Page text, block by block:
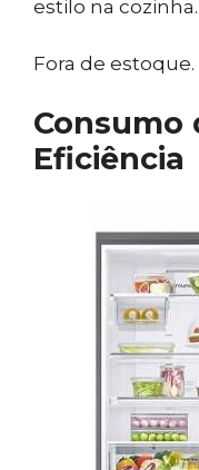
estilo na cozinha.
Fora de estoque.
Consumo
Eficiência